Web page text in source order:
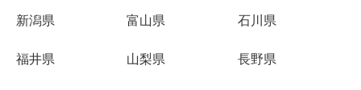
新潟県 富山県 石川県
福井県 山梨県 長野県